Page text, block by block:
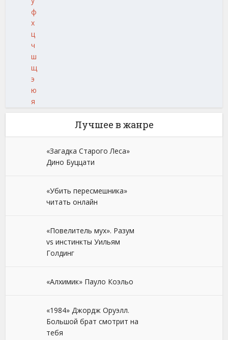
ф
х
ц
ч
ш
щ
э
ю
я
Лучшее в жанре
«Загадка Старого Леса»
Дино Буццати
«Убить пересмешника»
читать онлайн
«Повелитель мух». Разум
vs инстинкты Уильям
Голдинг
«Алхимик» Пауло Коэльо
«1984» Джордж Оруэлл.
Большой брат смотрит на
тебя